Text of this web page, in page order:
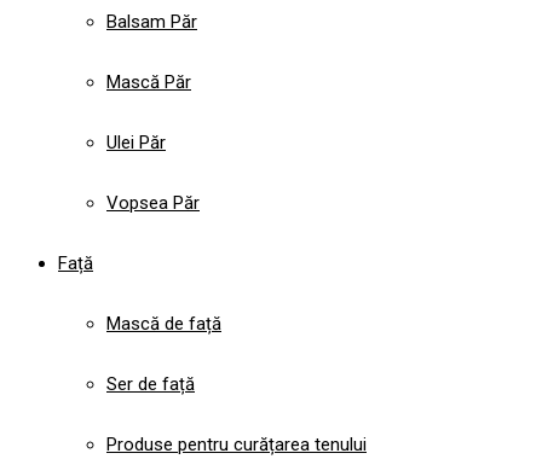
Balsam Păr
Mască Păr
Ulei Păr
Vopsea Păr
Față
Mască de față
Ser de față
Produse pentru curățarea tenului